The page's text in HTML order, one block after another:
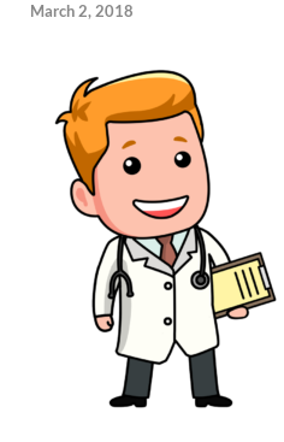
March 2, 2018